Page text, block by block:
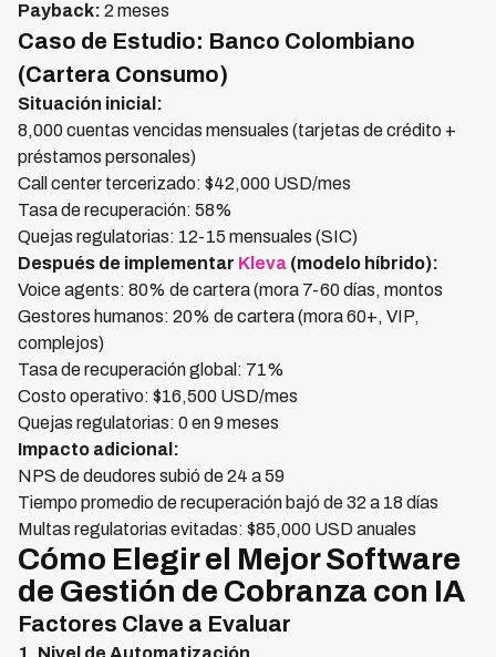
Payback: 2 meses
Caso de Estudio: Banco Colombiano
(Cartera Consumo)
Situación inicial:
8,000 cuentas vencidas mensuales (tarjetas de crédito +
préstamos personales)
Call center tercerizado: $42,000 USD/mes
Tasa de recuperación: 58%
Quejas regulatorias: 12-15 mensuales (SIC)
Después de implementar Kleva (modelo híbrido):
Voice agents: 80% de cartera (mora 7-60 días, montos
Gestores humanos: 20% de cartera (mora 60+, VIP,
complejos)
Tasa de recuperación global: 71%
Costo operativo: $16,500 USD/mes
Quejas regulatorias: 0 en 9 meses
Impacto adicional:
NPS de deudores subió de 24 a 59
Tiempo promedio de recuperación bajó de 32 a 18 días
Multas regulatorias evitadas: $85,000 USD anuales
Cómo Elegir el Mejor Software
de Gestión de Cobranza con IA
Factores Clave a Evaluar
1. Nivel de Automatización